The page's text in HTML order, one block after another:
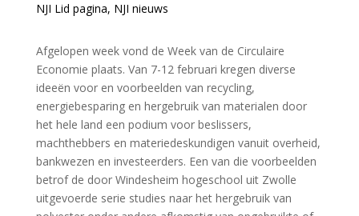
NJI Lid pagina, NJI nieuws
Afgelopen week vond de Week van de Circulaire
Economie plaats. Van 7-12 februari kregen diverse
ideeën voor en voorbeelden van recycling,
energiebesparing en hergebruik van materialen door
het hele land een podium voor beslissers,
machthebbers en materiedeskundigen vanuit overheid,
bankwezen en investeerders. Een van die voorbeelden
betrof de door Windesheim hogeschool uit Zwolle
uitgevoerde serie studies naar het hergebruik van